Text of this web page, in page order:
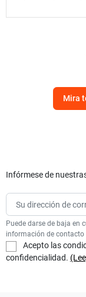
Mira
Infórmese de
Puede darse de baja en
información de contacto
Acepto las
confidencialidad.